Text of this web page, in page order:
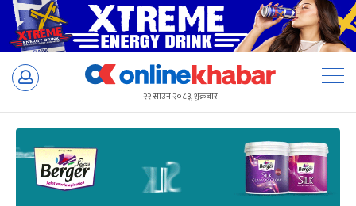
Skip
२२ साउन २०८३, शुक्रबार